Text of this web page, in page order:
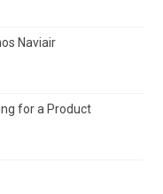
Naviair
for a Product